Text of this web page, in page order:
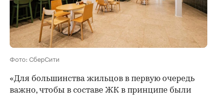
Фото: СберСити
«Для большинства жильцов в первую очередь
важно, чтобы в составе ЖК в принципе были